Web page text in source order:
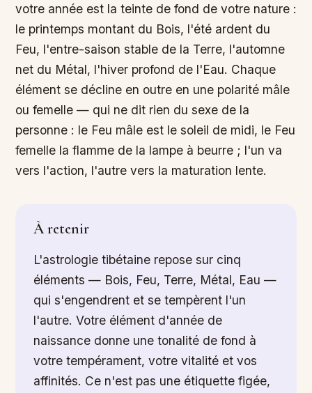
votre année est la teinte de fond de votre nature :
le printemps montant du Bois, l'été ardent du
Feu, l'entre-saison stable de la Terre, l'automne
net du Métal, l'hiver profond de l'Eau. Chaque
élément se décline en outre en une polarité mâle
ou femelle — qui ne dit rien du sexe de la
personne : le Feu mâle est le soleil de midi, le Feu
femelle la flamme de la lampe à beurre ; l'un va
vers l'action, l'autre vers la maturation lente.
À retenir
L'astrologie tibétaine repose sur cinq
éléments — Bois, Feu, Terre, Métal, Eau —
qui s'engendrent et se tempèrent l'un
l'autre. Votre élément d'année de
naissance donne une tonalité de fond à
votre tempérament, votre vitalité et vos
affinités. Ce n'est pas une étiquette figée,